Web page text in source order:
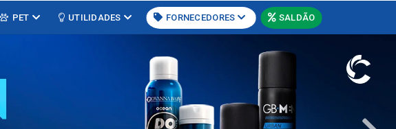
PET UTILIDADES FORNECEDORES SALDÃO